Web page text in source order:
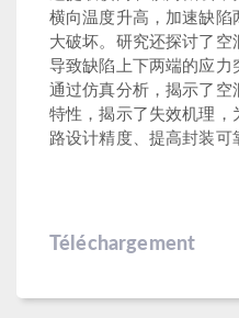
横向温度升高，加速缺
大破坏。研究还探讨了
导致缺陷上下两端的应力
通过仿真分析，揭示了空
特性，揭示了失效机理
路设计精度、提高封装可
Téléchargement